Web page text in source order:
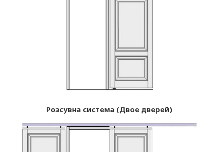
Розсувна система (Двое дверей)